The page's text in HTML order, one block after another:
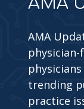
AMA
AMA
trending
practice